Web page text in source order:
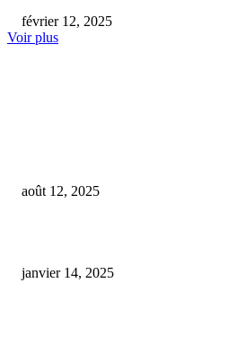
février 12, 2025
Voir plus
août 12, 2025
janvier 14, 2025